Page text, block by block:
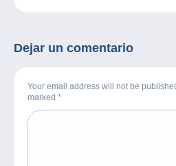
Dejar un comentario
Your email address will not be
marked *